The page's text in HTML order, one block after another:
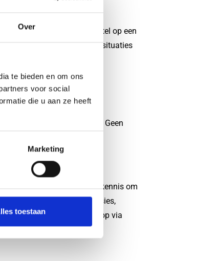
Over
te bieden en om ons
voor social
die u aan ze heeft
Marketing
toestaan
van een reservesleutel op een
van pas komen in noodsituaties
meestal een
terug te duwen. Geen
juiste gereedschap en de kennis om
met goede recensies,
Neem dan direct contact op via
openen.